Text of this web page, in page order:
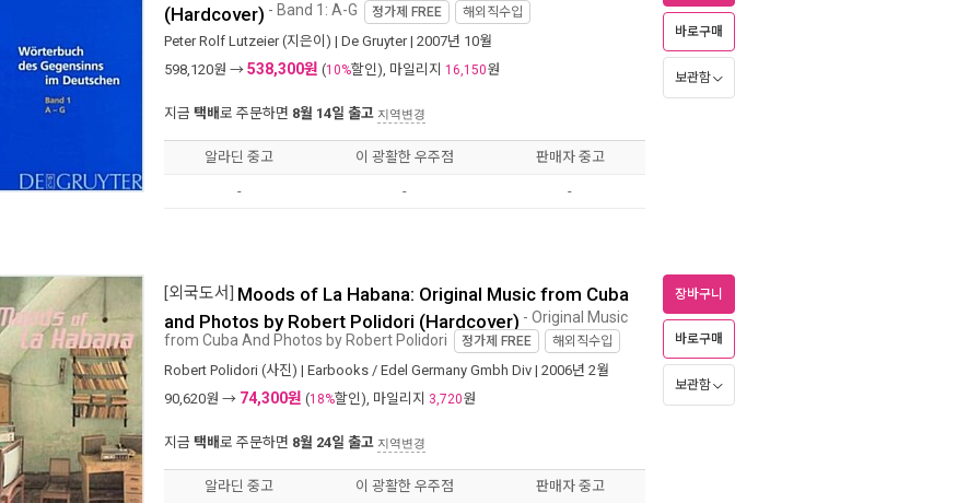
(Hardcover) - Band 1: A-G 정가제 FREE 해외직수입
Peter Rolf Lutzeier(지은이) | De Gruyter| 2007년 10월
598,120원 → 538,300원 (10%할인), 마일리지 16,150원
지금 택배로 주문하면 8월 14일 출고 지역변경
바로구매
보관함
알라딘 중고 이 광활한 우주점 판매자 중고
- - -
[외국도서] Moods of La Habana: Original Music from Cuba
and Photos by Robert Polidori (Hardcover) - Original Music
from Cuba And Photos by Robert Polidori 정가제 FREE 해외직수입
Robert Polidori (사진) | Earbooks / Edel Germany Gmbh Div | 2006년 2월
90,620원 → 74,300원 (18%할인), 마일리지 3,720원
지금 택배로 주문하면 8월 24일 출고 지역변경
장바구니
바로구매
보관함
알라딘 중고 이 광활한 우주점 판매자 중고